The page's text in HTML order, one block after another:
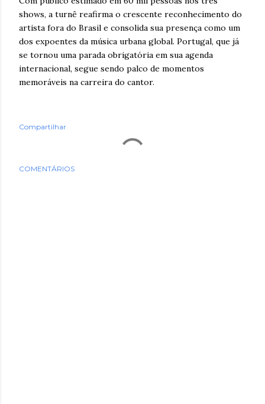
shows, a turnê reafirma o crescente reconhecimento do
artista fora do Brasil e consolida sua presença como um
dos expoentes da música urbana global. Portugal, que já
se tornou uma parada obrigatória em sua agenda
internacional, segue sendo palco de momentos
memoráveis na carreira do cantor.
Compartilhar
COMENTÁRIOS